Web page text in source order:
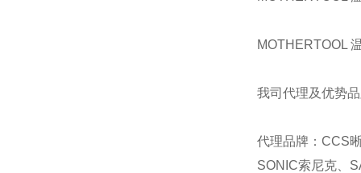
MOTHERTOOL
我司代理及优势
代理品牌：CCS
SONIC索尼克、